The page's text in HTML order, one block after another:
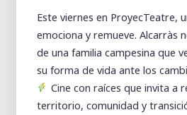
Este viernes en ProyecTeatre,
emociona y remueve. Alcarràs
de una familia campesina que
su forma de vida ante los
Cine con raíces que invita a
territorio, comunidad y